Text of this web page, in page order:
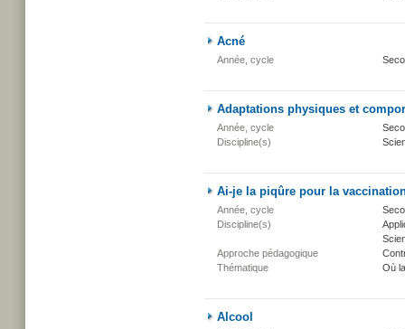
Acné
Année, cycle
Adaptations physiques et
Année, cycle
Discipline(s)
Ai-je la piqûre pour la
Année, cycle
Discipline(s)
Approche pédagogique
Thématique
Où
Alcool